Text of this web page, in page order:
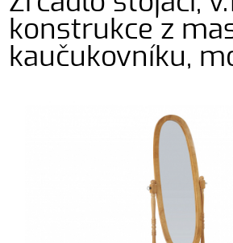
konstrukce z
kaučukovníku,